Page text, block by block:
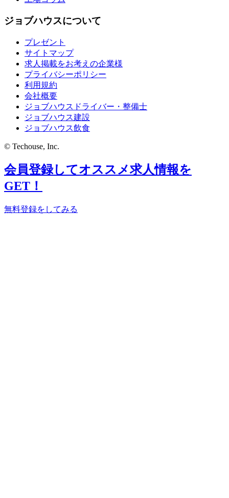
ジョブハウスについて
プレゼント
サイトマップ
求人掲載をお考えの企業様
プライバシーポリシー
利用規約
会社概要
ジョブハウスドライバー・整備士
ジョブハウス建設
ジョブハウス飲食
© Techouse, Inc.
会員登録してオススメ求人情報を
GET！
無料登録をしてみる